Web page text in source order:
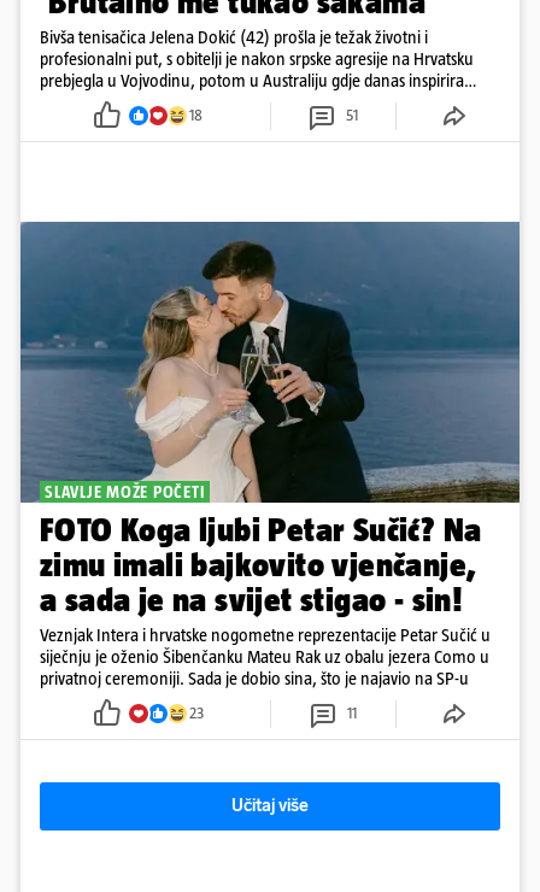
Bivša tenisačica Jelena Dokić (42) prošla je težak životni i
profesionalni put, s obitelji je nakon srpske agresije na Hrvatsku
prebjegla u Vojvodinu, potom u Australiju gdje danas inspirira
18 51
SLAVLJE MOŽE POČETI
FOTO Koga ljubi Petar Sučić? Na
zimu imali bajkovito vjenčanje,
a sada je na svijet stigao - sin!
Veznjak Intera i hrvatske nogometne reprezentacije Petar Sučić u
siječnju je oženio Šibenčanku Mateu Rak uz obalu jezera Como u
privatnoj ceremoniji. Sada je dobio sina, što je najavio na SP-u
23 11
Učitaj više